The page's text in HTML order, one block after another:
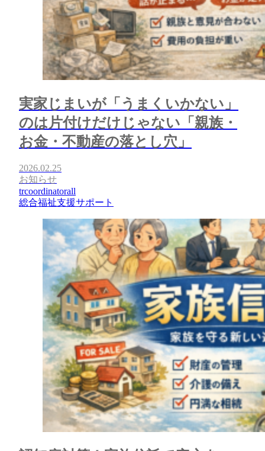
実家じまいが「うまくいかない」
のは片付けだけじゃない「親族・
お金・不動産の落とし穴」
2026.02.25
お知らせ
trcoordinatorall
総合福祉支援サポート